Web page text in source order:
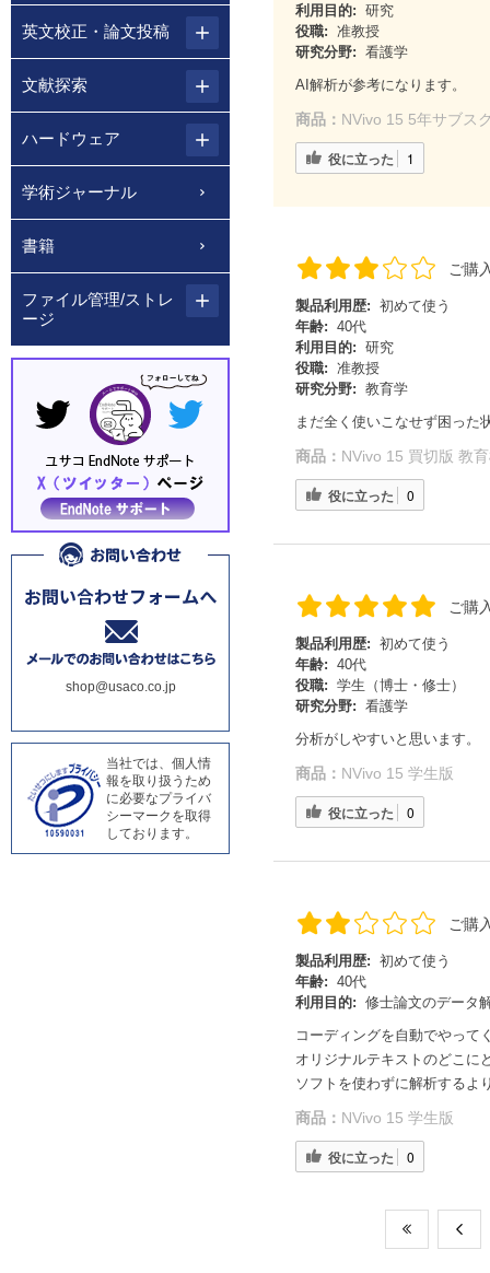
利用目的: 研究
役職: 准教授
研究分野: 看護学
AI解析が参考になります。
商品： NVivo 15 5年サブス
役に立った 1
ご購
製品利用歴: 初めて使う
年齢: 40代
利用目的: 研究
役職: 准教授
研究分野: 教育学
まだ全く使いこなせず困った
商品： NVivo 15 買切版 教
役に立った 0
ご購
製品利用歴: 初めて使う
年齢: 40代
役職: 学生（博士・修士）
研究分野: 看護学
分析がしやすいと思います。
商品： NVivo 15 学生版
役に立った 0
ご購
製品利用歴: 初めて使う
年齢: 40代
利用目的: 修士論文のデータ
コーディングを自動でやって
オリジナルテキストのどこに
ソフトを使わずに解析するよ
商品： NVivo 15 学生版
役に立った 0
英文校正・論文投稿
文献探索
ハードウェア
学術ジャーナル
書籍
ファイル管理/ストレ
ージ
shop@usaco.co.jp
当社では、個人情
報を取り扱うため
に必要なプライバ
シーマークを取得
しております。